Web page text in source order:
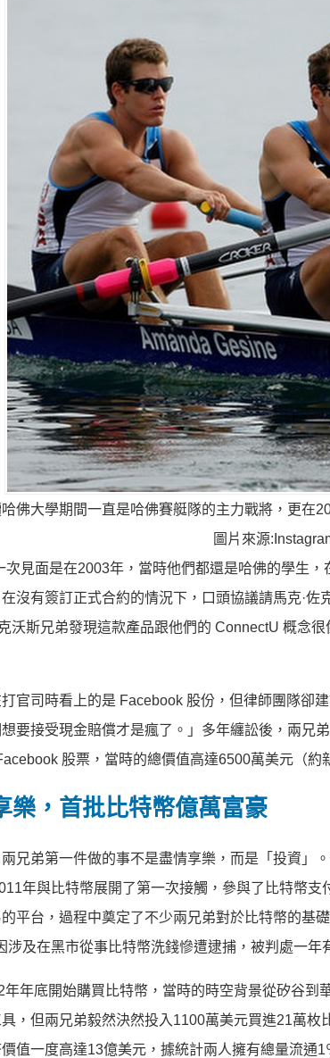
佛大學期間一直是哈佛賽艇隊的主力戰將，更在
圖片來源
次見面是在2003年，當時他們都還是哈佛的學生
沒有簽訂正式合約的情況下，口頭協議請馬克·
沃斯兄弟發現這款產品跟他們的 ConnectU 概念
官司時看上的是 Facebook 股份，但律師團隊卻
要接受現金賠償才是瘋了。」多年纏訟後，兩兄
股票，當時的總價值高達6500萬美元（約
樂，首批比特幣億萬富豪
兄弟第一件做的事不是盡情享樂，而是「投資」
年與比特幣展開了第一次接觸，參與了比特幣
平台，過程中奠定了不少兩兄弟對於比特幣的基
涉及在黑市從事比特幣洗錢慘遭逮捕，被判處一年
年年底開始購買比特幣，當時的時空背景從矽谷
，但兩兄弟毅然決然投入1100萬美元買進21萬枚
值一度高達13億美元，據統計兩人擁有總量流通